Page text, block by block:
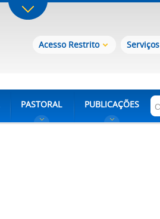
Acesso Restrito Serviços
PASTORAL PUBLICAÇÕES